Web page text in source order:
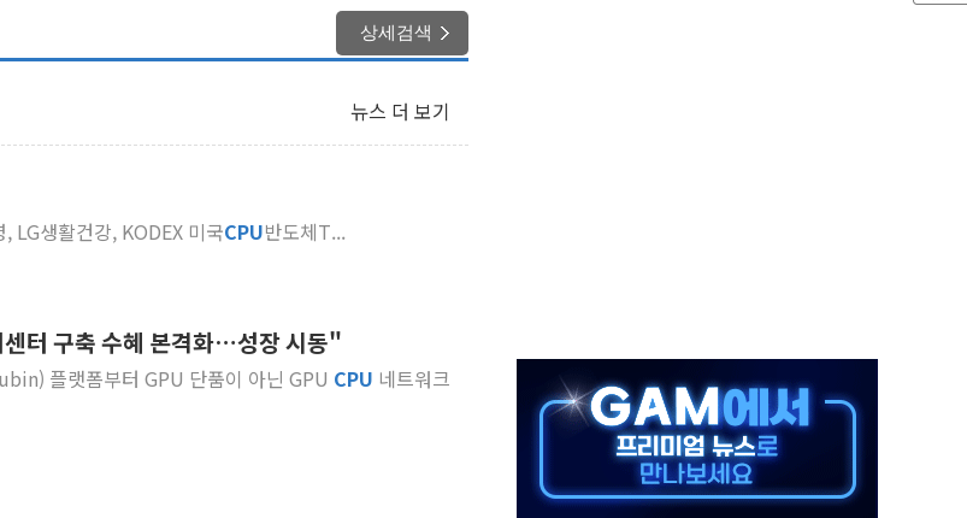
美 고용 쇼크에 엔화 장중 급등…시장은 "또 개입했나" 촉각
[AI MY 뉴스] 뉴욕 반도체주 프리뷰...美 고용 쇼크에 반도체주 '활짝'
[종합] 美 7월 고용 2만3000명 감소 '쇼크'…9월 금리 인상 기대 후퇴
보훈부, 미 DPAA와 MOU… "6·25 미군 실종자 7359명 끝까지 찾겠다"
李 "해남 태양광, 대한민국 다음 100년 밑거름…수도권 집중 완화 전환점"
李 대통령, '6시간 마라톤 부동산 2차 회의' 주재… "전폭적 공급 확대·속도전 총력"
상세검색
뉴스 더 보기
LG생활건강, KODEX 미국CPU반도체T...
터 구축 수혜 본격화…성장 시동"
플랫폼부터 GPU 단품이 아닌 GPU CPU 네트워크